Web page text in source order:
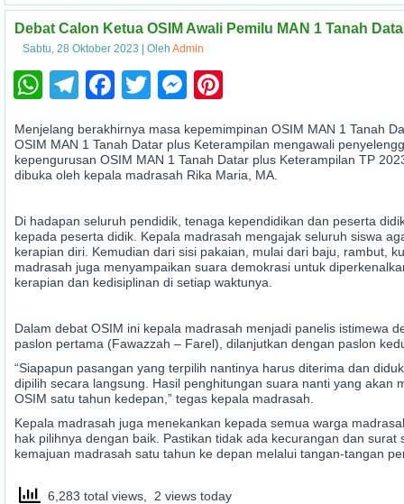
Debat Calon Ketua OSIM Awali Pemilu MAN 1 Tanah
Sabtu, 28 Oktober 2023 Oleh Admin
WhatsApp
Telegram
Facebook
TwitterMessenger
Menjelang berakhirnya masa kepemimpinan OSIM MAN 1 Tanah
OSIM MAN 1 Tanah Datar plus Keterampilan mengawali
kepengurusan OSIM MAN 1 Tanah Datar plus Keterampilan TP
dibuka oleh kepala madrasah Rika Maria, MA.
Di hadapan seluruh pendidik, tenaga kependidikan dan peserta
kepada peserta didik. Kepala madrasah mengajak seluruh siswa
kerapian diri. Kemudian dari sisi pakaian, mulai dari baju, rambut,
madrasah juga menyampaikan suara demokrasi untuk
kerapian dan kedisiplinan di setiap waktunya.
Dalam debat OSIM ini kepala madrasah menjadi panelis istimewa
paslon pertama (Fawazzah – Farel), dilanjutkan dengan paslon
“Siapapun pasangan yang terpilih nantinya harus diterima dan
dipilih secara langsung. Hasil penghitungan suara nanti yang
OSIM satu tahun kedepan,” tegas kepala madrasah.
Kepala madrasah juga menekankan kepada semua warga
hak pilihnya dengan baik. Pastikan tidak ada kecurangan dan
kemajuan madrasah satu tahun ke depan melalui tangan-tangan
6,283 total views, 2 views today